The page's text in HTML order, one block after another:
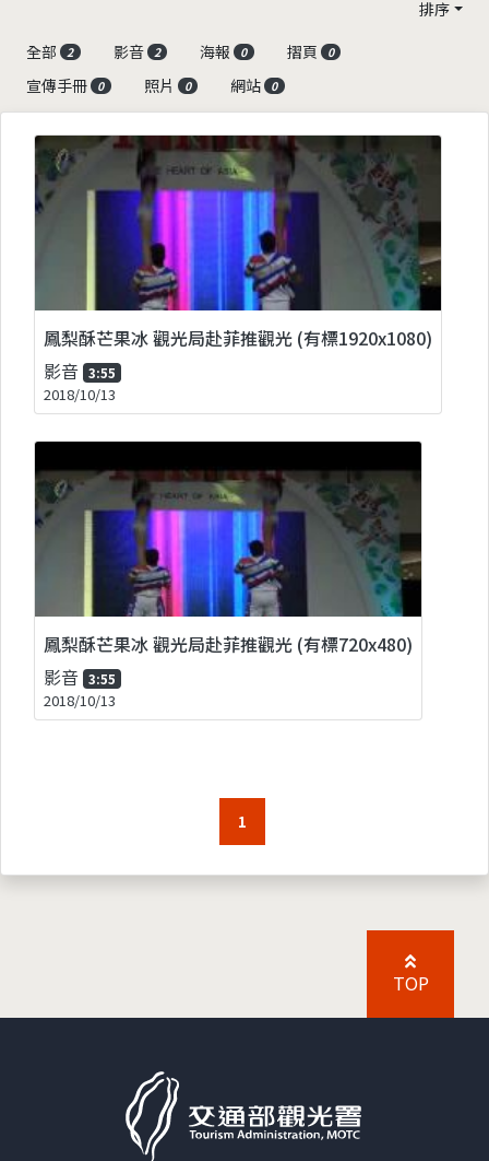
排序
全部
2 影音 2 海報 0 摺頁 0
宣傳手冊 0 照片 0 網站 0
鳳梨酥芒果冰 觀光局赴菲推觀光 (有標1920x1080)
影音 3:55
2018/10/13
鳳梨酥芒果冰 觀光局赴菲推觀光 (有標720x480)
影音 3:55
2018/10/13
1
TOP